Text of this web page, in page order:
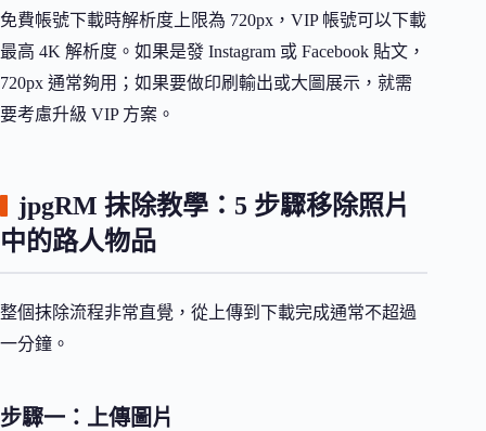
免費帳號下載時解析度上限為 720px，VIP 帳號可以下載
最高 4K 解析度。如果是發 Instagram 或 Facebook 貼文，
720px 通常夠用；如果要做印刷輸出或大圖展示，就需
要考慮升級 VIP 方案。
jpgRM 抹除教學：5 步驟移除照片
中的路人物品
整個抹除流程非常直覺，從上傳到下載完成通常不超過
一分鐘。
步驟一：上傳圖片